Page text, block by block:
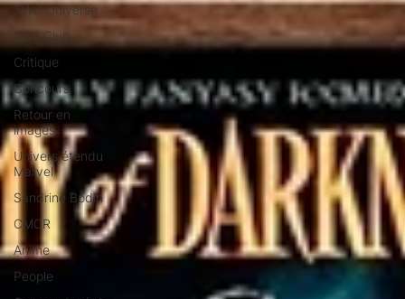
TWD Universe
Ciné Club
Critique
Concours
Retour en
images
Univers étendu
Marvel
Sandrine Bodin
CMCR
Anime
People